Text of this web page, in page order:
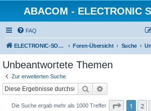
ABACOM - ELECTRONIC
FAQ
ELECTRONIC-SOFWARE-SHOP Foren-Übersicht Suche
Unbeantwortete Themen
Zur erweiterten Suche
Suche
Die Suche ergab mehr als 1000 Treffer Seite 1
1 2